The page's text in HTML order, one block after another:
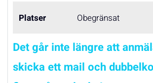
Platser Obegränsat
Det går inte längre att
skicka ett mail och